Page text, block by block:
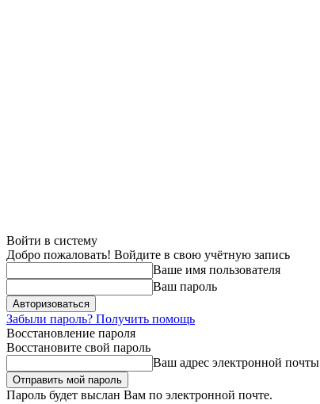
Войти в систему
Добро пожаловать! Войдите в свою учётную запись
Ваше имя пользователя
Ваш пароль
Забыли пароль? Получить помощь
Восстановление пароля
Восстановите свой пароль
Ваш адрес электронной почты
Пароль будет выслан Вам по электронной почте.